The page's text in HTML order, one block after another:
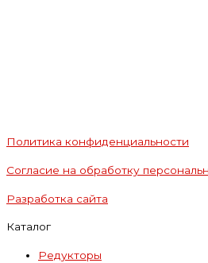
Политика конфиденциальности
Согласие на обработку
Разработка сайта
Каталог
Редукторы